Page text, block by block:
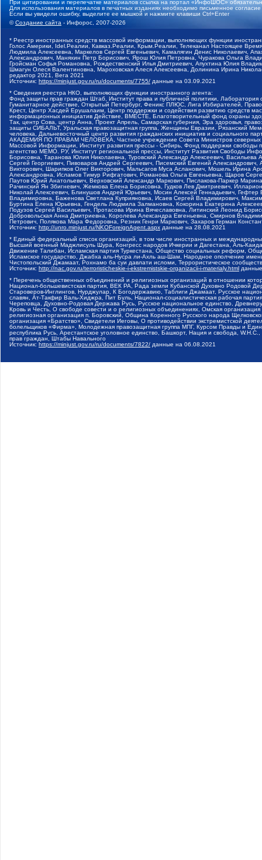
При цитировании и перепечатке материалов ссылка на портал «ИнфоШОС»
Для использования материалов в печатных изданиях необходимо письменное
Если вы увидели ошибку, выделите ее мышкой и нажмите клавиши Ctrl+Enter
©Создание сайта - Инфорос, 2007-2026
* Реестр иностранных средств массовой информации, выполняющих функции
Голос Америки, Idel.Реалии, Кавказ.Реалии, Крым.Реалии, Телеканал Настоящее
Людмила Алексеевна, Маркелов Сергей Евгеньевич, Камалягин Денис Николаевич,
Александрович, Маняхин Петр Борисович, Ярош Юлия Петровна, Чуракова Ольга
Гройсман Софья Романовна, Рождественский Илья Дмитриевич, Апухтина Юлия
Шмагун Олеся Валентиновна, Мароховская Алеся Алексеевна, Долинина Ирина
редактор 2021, Вега 2021
Источник: https://minjust.gov.ru/ru/documents/7755/ данные на 03.09.2021
* Сведения реестра НКО, выполняющих функции иностранного агента:
Фонд защиты прав граждан Штаб, Институт права и публичной политики,
Гуманитарное действие, Открытый Петербург, Феникс ПЛЮС, Лига Избирателей,
Крест, Центр Хасдей Ерушалаим, Центр поддержки и содействия развитию средств
информационных инициатив Действие, ВМЕСТЕ, Благотворительный фонд охраны
Так, центр Сова, центр Анна, Проект Апрель, Самарская губерния, Эра здоровья,
защиты СИБАЛЬТ, Уральская правозащитная группа, Женщины Евразии, Рязанский
человека, Дальневосточный центр развития гражданских инициатив и социального
АКАДЕМИЯ ПО ПРАВАМ ЧЕЛОВЕКА, Частное учреждение Совета Министров северных
Массовой Информации, Институт развития прессы - Сибирь, Фонд поддержки
агентство МЕМО. РУ, Институт региональной прессы, Институт Развития Свободы
Борисовна, Таранова Юлия Николаевна, Туровский Александр Алексеевич,
Сергей Георгиевич, Пивоваров Андрей Сергеевич, Писемский Евгений
Викторович, Шарипков Олег Викторович, Мальсагов Муса Асланович, Мошель Ирина
Александровна, Исламов Тимур Рифгатович, Романова Ольга Евгеньевна, Щаров
Паутов Юрий Анатольевич, Верховский Александр Маркович, Пислакова-Паркер
Рачинский Ян Збигневич, Жемкова Елена Борисовна, Гудков Лев Дмитриевич,
Николай Алексеевич, Блинушов Андрей Юрьевич, Мосин Алексей Геннадьевич,
Владимировна, Баженова Светлана Куприяновна, Исаев Сергей Владимирович,
Буртина Елена Юрьевна, Гендель Людмила Залмановна, Кокорина Екатерина
Подузов Сергей Васильевич, Протасова Ирина Вячеславовна, Литинский Леонид
Добровольская Анна Дмитриевна, Королева Александра Евгеньевна, Смирнов
Петрович, Полякова Мара Федоровна, Резник Генри Маркович, Захаров Герман
Источник: http://unro.minjust.ru/NKOForeignAgent.aspx данные на 28.08.2021
* Единый федеральный список организаций, в том числе иностранных и
Высший военный Маджлисуль Шура, Конгресс народов Ичкерии и Дагестана, Аль-
Движение Талибан, Исламская партия Туркестана, Общество социальных реформ,
Исламское государство, Джабха аль-Нусра ли-Ахль аш-Шам, Народное ополчение
Чистопольский Джамаат, Рохнамо ба суи давлати исломи, Террористическое
Источник: http://nac.gov.ru/terroristicheskie-i-ekstremistskie-organizacii-i-materialy.html
* Перечень общественных объединений и религиозных организаций в отношении
Национал-большевистская партия, ВЕК РА, Рада земли Кубанской Духовно Родовой
Староверов-Инглингов, Нурджулар, К Богодержавию, Таблиги Джамаат, Русское
славян, Ат-Такфир Валь-Хиджра, Пит Буль, Национал-социалистическая рабочая
Череповца, Духовно-Родовая Держава Русь, Русское национальное единство,
Кровь и Честь, О свободе совести и о религиозных объединениях, Омская
религиозная организация п. Боровский, Община Коренного Русского народа
организация «Братство», Свидетели Иеговы, О противодействии экстремистской
болельщиков «Фирма», Молодежная правозащитная группа МПГ, Курсом Правды и
республика Русь, Арестантское уголовное единство, Башкорт, Нация и свобода,
прав граждан, Штабы Навального
Источник: https://minjust.gov.ru/ru/documents/7822/ данные на 06.08.2021